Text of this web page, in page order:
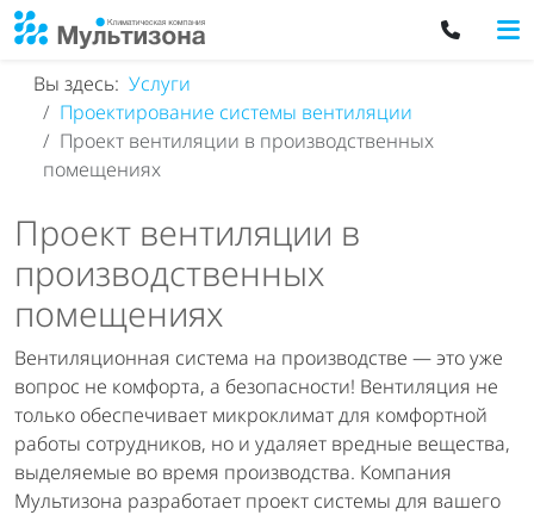
Вы здесь: Услуги
Проектирование системы вентиляции
Проект вентиляции в производственных
помещениях
Проект вентиляции в
производственных
помещениях
Вентиляционная система на производстве — это уже
вопрос не комфорта, а безопасности! Вентиляция не
только обеспечивает микроклимат для комфортной
работы сотрудников, но и удаляет вредные вещества,
выделяемые во время производства. Компания
Мультизона разработает проект системы для вашего